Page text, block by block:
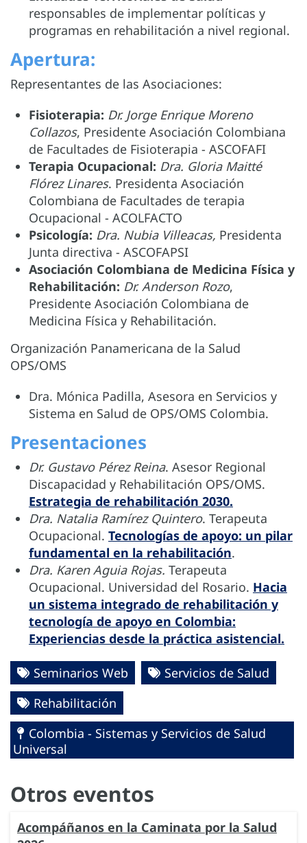
responsables de implementar políticas y
programas en rehabilitación a nivel regional.
Apertura:
Representantes de las Asociaciones:
Fisioterapia: Dr. Jorge Enrique Moreno
Collazos, Presidente Asociación Colombiana
de Facultades de Fisioterapia - ASCOFAFI
Terapia Ocupacional: Dra. Gloria Maitté
Flórez Linares. Presidenta Asociación
Colombiana de Facultades de terapia
Ocupacional - ACOLFACTO
Psicología: Dra. Nubia Villeacas, Presidenta
Junta directiva - ASCOFAPSI
Asociación Colombiana de Medicina Física y
Rehabilitación: Dr. Anderson Rozo,
Presidente Asociación Colombiana de
Medicina Física y Rehabilitación.
Organización Panamericana de la Salud
OPS/OMS
Dra. Mónica Padilla, Asesora en Servicios y
Sistema en Salud de OPS/OMS Colombia.
Presentaciones
Dr. Gustavo Pérez Reina. Asesor Regional
Discapacidad y Rehabilitación OPS/OMS.
Estrategia de rehabilitación 2030.
Dra. Natalia Ramírez Quintero. Terapeuta
Ocupacional. Tecnologías de apoyo: un pilar
fundamental en la rehabilitación.
Dra. Karen Aguia Rojas. Terapeuta
Ocupacional. Universidad del Rosario. Hacia
un sistema integrado de rehabilitación y
tecnología de apoyo en Colombia:
Experiencias desde la práctica asistencial.
Seminarios Web
Servicios de Salud
Rehabilitación
Colombia - Sistemas y Servicios de Salud
Universal
Otros eventos
Acompáñanos en la Caminata por la Salud